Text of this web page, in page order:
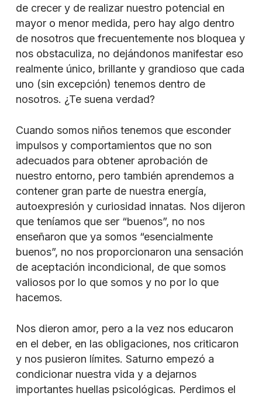
de crecer y de realizar nuestro potencial en
mayor o menor medida, pero hay algo dentro
de nosotros que frecuentemente nos bloquea y
nos obstaculiza, no dejándonos manifestar eso
realmente único, brillante y grandioso que cada
uno (sin excepción) tenemos dentro de
nosotros. ¿Te suena verdad?
Cuando somos niños tenemos que esconder
impulsos y comportamientos que no son
adecuados para obtener aprobación de
nuestro entorno, pero también aprendemos a
contener gran parte de nuestra energía,
autoexpresión y curiosidad innatas. Nos dijeron
que teníamos que ser “buenos”, no nos
enseñaron que ya somos “esencialmente
buenos”, no nos proporcionaron una sensación
de aceptación incondicional, de que somos
valiosos por lo que somos y no por lo que
hacemos.
Nos dieron amor, pero a la vez nos educaron
en el deber, en las obligaciones, nos criticaron
y nos pusieron límites. Saturno empezó a
condicionar nuestra vida y a dejarnos
importantes huellas psicológicas. Perdimos el